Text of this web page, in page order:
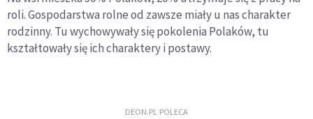
roli. Gospodarstwa rolne od zawsze miały u nas charakter
rodzinny. Tu wychowywały się pokolenia Polaków, tu
kształtowały się ich charaktery i postawy.
DEON.PL POLECA